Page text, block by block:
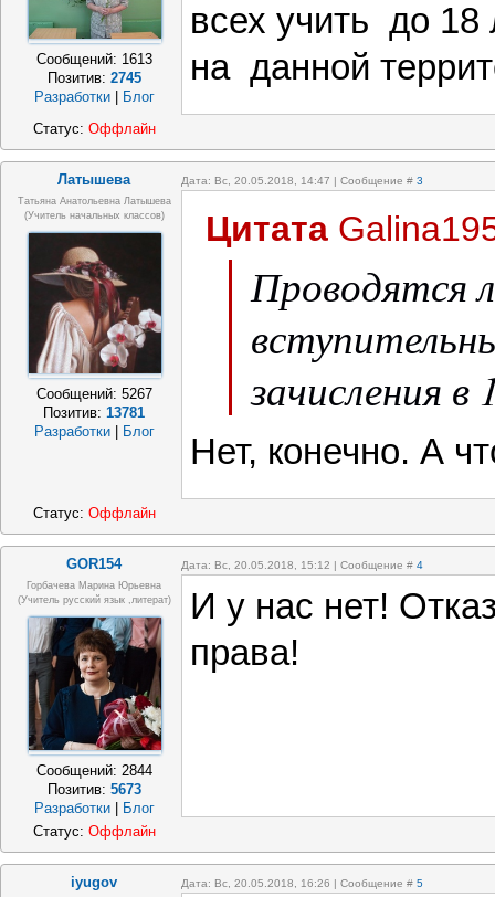
Сообщений: 1613
Позитив: 2745
Разработки
Блог
всех учить до 18
на данной
Статус: Оффлайн
Латышева Дата: Вс, 20.05.2018, 14:47 | Сообщение # 3
Татьяна Анатольевна Латышева
(учитель начальных классов)
Сообщений: 5267
Позитив:13781
Разработки
Блог
Цитата
Проводятся
зачисления в
Нет, конечно. А
Статус: Оффлайн
GOR154 Дата: Вс, 20.05.2018, 15:12 | Сообщение # 4
Горбачева Марина Юрьевна
(учитель русский язык ,литерат)
Сообщений: 2844
Позитив: 5673
Разработки
Блог
И у нас нет!
права!
Статус: Оффлайн
iyugov Дата: Вс, 20.05.2018, 16:26 | Сообщение # 5